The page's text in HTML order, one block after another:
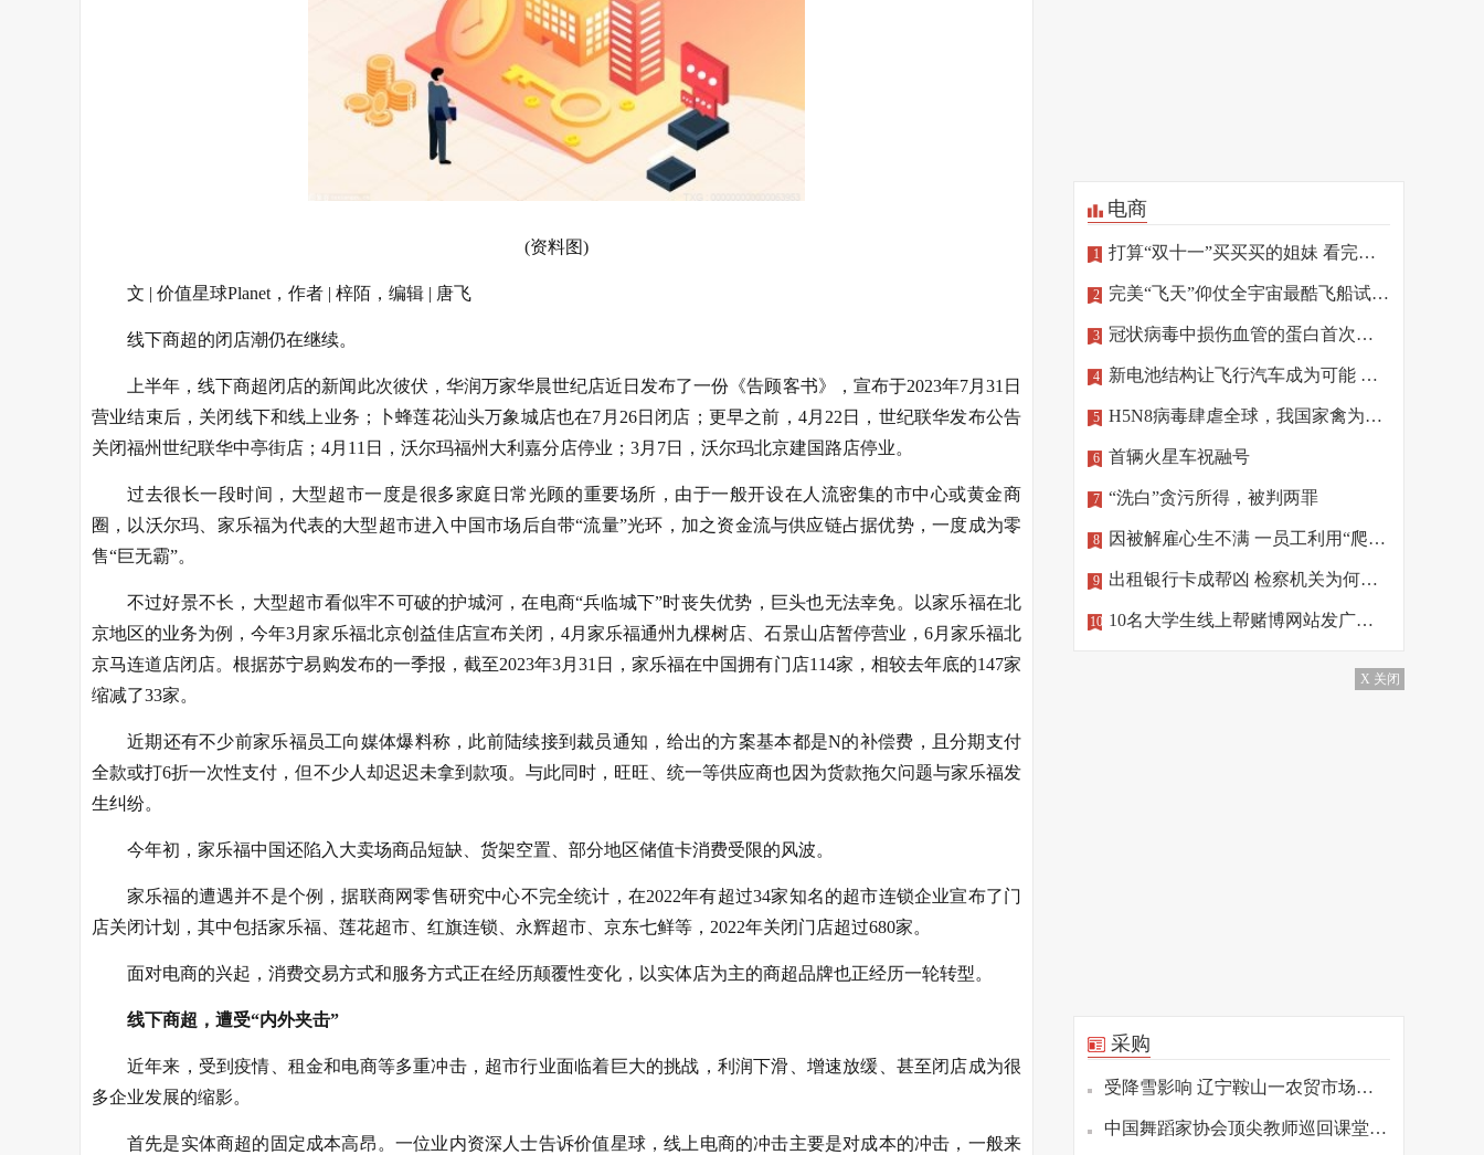
(资料图)
文 | 价值星球Planet，作者 | 梓陌，编辑 | 唐飞
线下商超的闭店潮仍在继续。
上半年，线下商超闭店的新闻此次彼伏，华润万家华晨世纪店近日发布了一份《告顾客书》，宣布于2023年7月31日
营业结束后，关闭线下和线上业务；卜蜂莲花汕头万象城店也在7月26日闭店；更早之前，4月22日，世纪联华发布公告
关闭福州世纪联华中亭街店；4月11日，沃尔玛福州大利嘉分店停业；3月7日，沃尔玛北京建国路店停业。
过去很长一段时间，大型超市一度是很多家庭日常光顾的重要场所，由于一般开设在人流密集的市中心或黄金商
圈，以沃尔玛、家乐福为代表的大型超市进入中国市场后自带“流量”光环，加之资金流与供应链占据优势，一度成为零
售“巨无霸”。
不过好景不长，大型超市看似牢不可破的护城河，在电商“兵临城下”时丧失优势，巨头也无法幸免。以家乐福在北
京地区的业务为例，今年3月家乐福北京创益佳店宣布关闭，4月家乐福通州九棵树店、石景山店暂停营业，6月家乐福北
京马连道店闭店。根据苏宁易购发布的一季报，截至2023年3月31日，家乐福在中国拥有门店114家，相较去年底的147家
缩减了33家。
近期还有不少前家乐福员工向媒体爆料称，此前陆续接到裁员通知，给出的方案基本都是N的补偿费，且分期支付
全款或打6折一次性支付，但不少人却迟迟未拿到款项。与此同时，旺旺、统一等供应商也因为货款拖欠问题与家乐福发
生纠纷。
今年初，家乐福中国还陷入大卖场商品短缺、货架空置、部分地区储值卡消费受限的风波。
家乐福的遭遇并不是个例，据联商网零售研究中心不完全统计，在2022年有超过34家知名的超市连锁企业宣布了门
店关闭计划，其中包括家乐福、莲花超市、红旗连锁、永辉超市、京东七鲜等，2022年关闭门店超过680家。
面对电商的兴起，消费交易方式和服务方式正在经历颠覆性变化，以实体店为主的商超品牌也正经历一轮转型。
线下商超，遭受“内外夹击”
近年来，受到疫情、租金和电商等多重冲击，超市行业面临着巨大的挑战，利润下滑、增速放缓、甚至闭店成为很
多企业发展的缩影。
首先是实体商超的固定成本高昂。一位业内资深人士告诉价值星球，线上电商的冲击主要是对成本的冲击，一般来
电商
1 打算“双十一”买买买的姐妹 看完这篇再“剁手”
2 完美“飞天”仰仗全宇宙最酷飞船试驾员
3 冠状病毒中损伤血管的蛋白首次确定
4 新电池结构让飞行汽车成为可能 相关技术将亮相北京冬奥
5 H5N8病毒肆虐全球，我国家禽为何“独善其身”
6 首辆火星车祝融号
7 “洗白”贪污所得，被判两罪
8 因被解雇心生不满 一员工利用“爬虫”删公司数据
9 出租银行卡成帮凶 检察机关为何做出不起诉处理？
10 10名大学生线上帮赌博网站发广告，涉罪！
X 关闭
采购
受降雪影响 辽宁鞍山一农贸市场发生坍塌
中国舞蹈家协会顶尖教师巡回课堂（重庆站）举办